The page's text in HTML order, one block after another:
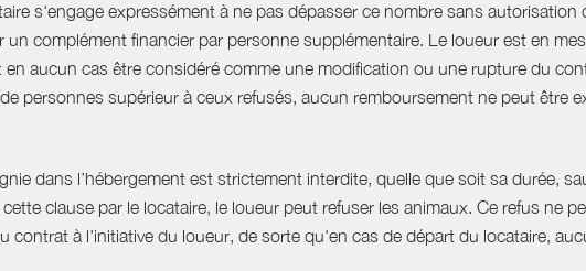
s'engage expressément à ne pas dépasser ce nombre sans autorisation
complément financier par personne supplémentaire. Le loueur est en
aucun cas être considéré comme une modification ou une rupture du
personnes supérieur à ceux refusés, aucun remboursement ne peut être
dans l’hébergement est strictement interdite, quelle que soit sa durée,
clause par le locataire, le loueur peut refuser les animaux. Ce refus ne
contrat à l'initiative du loueur, de sorte qu'en cas de départ du locataire,